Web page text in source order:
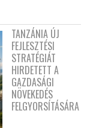
TANZÁNIA ÚJ
FEJLESZTÉSI
STRATÉGIÁT
HIRDETETT A
GAZDASÁGI
NÖVEKEDÉS
FELGYORSÍTÁSÁRA